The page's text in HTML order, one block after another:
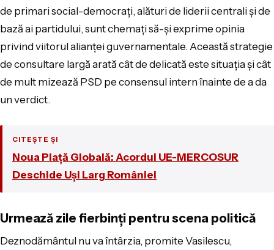
de primari social-democrați, alături de liderii centrali și de
bază ai partidului, sunt chemați să-și exprime opinia
privind viitorul alianței guvernamentale. Această strategie
de consultare largă arată cât de delicată este situația și cât
de mult mizează PSD pe consensul intern înainte de a da
un verdict.
CITEȘTE ȘI
Noua Piață Globală: Acordul UE-MERCOSUR
Deschide Uși Larg României
Urmează zile fierbinți pentru scena politică
Deznodământul nu va întârzia, promite Vasilescu,